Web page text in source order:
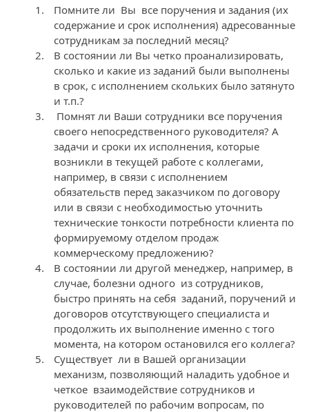
Помните ли Вы все поручения и задания (их
содержание и срок исполнения) адресованные
сотрудникам за последний месяц?
В состоянии ли Вы четко проанализировать,
сколько и какие из заданий были выполнены
в срок, с исполнением скольких было затянуто
и т.п.?
Помнят ли Ваши сотрудники все поручения
своего непосредственного руководителя? А
задачи и сроки их исполнения, которые
возникли в текущей работе с коллегами,
например, в связи с исполнением
обязательств перед заказчиком по договору
или в связи с необходимостью уточнить
технические тонкости потребности клиента по
формируемому отделом продаж
коммерческому предложению?
В состоянии ли другой менеджер, например, в
случае, болезни одного из сотрудников,
быстро принять на себя заданий, поручений и
договоров отсутствующего специалиста и
продолжить их выполнение именно с того
момента, на котором остановился его коллега?
Существует ли в Вашей организации
механизм, позволяющий наладить удобное и
четкое взаимодействие сотрудников и
руководителей по рабочим вопросам, по